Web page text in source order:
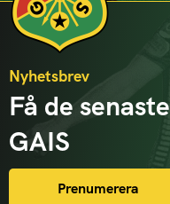
Nyhetsbrev
Få de
GAIS
Prenumerera